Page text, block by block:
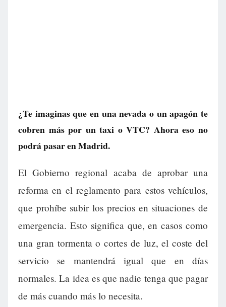
¿Te imaginas que en una nevada o un apagón te
cobren más por un taxi o VTC? Ahora eso no
podrá pasar en Madrid.
El Gobierno regional acaba de aprobar una
reforma en el reglamento para estos vehículos,
que prohíbe subir los precios en situaciones de
emergencia. Esto significa que, en casos como
una gran tormenta o cortes de luz, el coste del
servicio se mantendrá igual que en días
normales. La idea es que nadie tenga que pagar
de más cuando más lo necesita.